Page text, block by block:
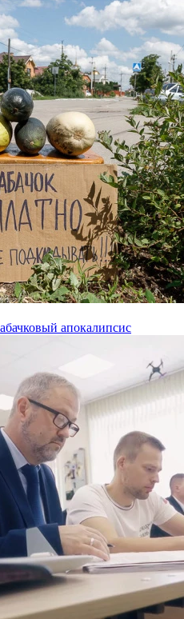
апокалипсис